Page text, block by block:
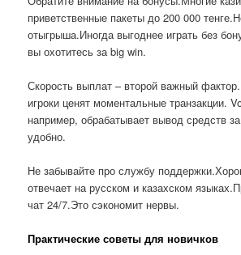
приветственные пакеты до 200 000
отыгрыша.Иногда выгоднее играть без
вы охотитесь за big win.
Скорость выплат – второй важный
игроки ценят моментальные транзакции.
например, обрабатывает вывод средств
удобно.
Не забывайте про службу
отвечает на русском и казахском
чат 24/7.Это сэкономит нервы.
Практические советы для новичков